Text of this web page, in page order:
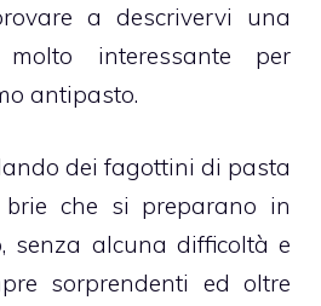
a descrivervi una
interessante per
antipasto.
dei fagottini di pasta
che si preparano in
senza alcuna difficoltà e
sorprendenti ed oltre